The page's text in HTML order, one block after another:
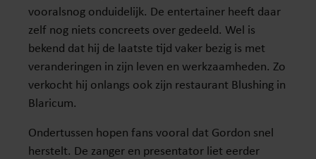
vooralsnog onduidelijk. De entertainer heeft daar
zelf nog niets concreets over gedeeld. Wel is
bekend dat hij de laatste tijd vaker bezig is met
veranderingen in zijn leven en werkzaamheden. Zo
verkocht hij onlangs ook zijn restaurant Blushing in
Blaricum.
Ondertussen hopen fans vooral dat Gordon snel
herstelt. De zanger en presentator liet eerder